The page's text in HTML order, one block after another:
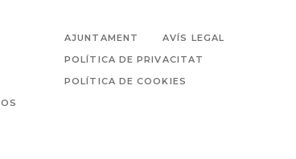
AJUNTAMENT
AVÍS LEGAL
POLÍTICA DE PRIVACITAT
POLÍTICA DE COOKIES